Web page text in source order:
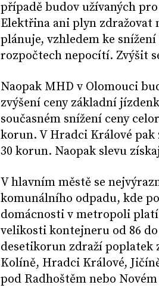
případě budov užívaných
Elektřina ani plyn zdražovat
plánuje, vzhledem ke
rozpočtech nepocítí. Zvýšit
Naopak MHD v Olomouci
zvýšení ceny základní
současném snížení ceny
korun. V Hradci Králové
30 korun. Naopak slevu
V hlavním městě se
komunálního odpadu, kde
domácnosti v metropoli
velikosti kontejneru od 86
desetikorun zdraží poplatek
Kolíně, Hradci Králové,
pod Radhoštěm nebo